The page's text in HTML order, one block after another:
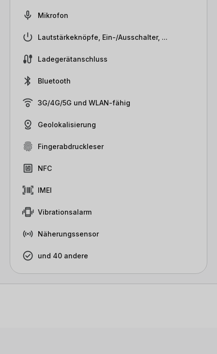
Mikrofon
Lautstärkeknöpfe, Ein-/Ausschalter, ...
Ladegerätanschluss
Bluetooth
3G/4G/5G und WLAN-fähig
Geolokalisierung
Fingerabdruckleser
NFC
IMEI
Vibrationsalarm
Näherungssensor
und 40 andere